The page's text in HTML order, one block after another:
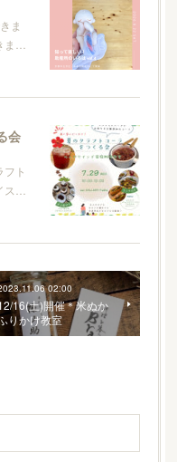
ま
…
会
ト
…
02:00
16(土)開催＊米ぬか
りかけ教室